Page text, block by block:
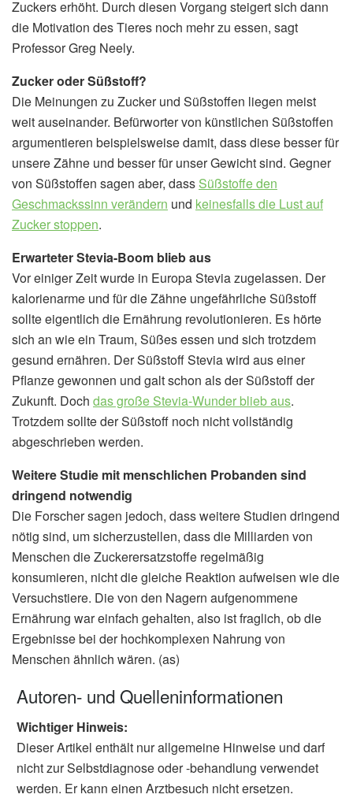
Zuckers erhöht. Durch diesen Vorgang steigert sich dann
die Motivation des Tieres noch mehr zu essen, sagt
Professor Greg Neely.
Zucker oder Süßstoff?
Die Meinungen zu Zucker und Süßstoffen liegen meist
weit auseinander. Befürworter von künstlichen Süßstoffen
argumentieren beispielsweise damit, dass diese besser für
unsere Zähne und besser für unser Gewicht sind. Gegner
von Süßstoffen sagen aber, dass Süßstoffe den
Geschmackssinn verändern und keinesfalls die Lust auf
Zucker stoppen.
Erwarteter Stevia-Boom blieb aus
Vor einiger Zeit wurde in Europa Stevia zugelassen. Der
kalorienarme und für die Zähne ungefährliche Süßstoff
sollte eigentlich die Ernährung revolutionieren. Es hörte
sich an wie ein Traum, Süßes essen und sich trotzdem
gesund ernähren. Der Süßstoff Stevia wird aus einer
Pflanze gewonnen und galt schon als der Süßstoff der
Zukunft. Doch das große Stevia-Wunder blieb aus.
Trotzdem sollte der Süßstoff noch nicht vollständig
abgeschrieben werden.
Weitere Studie mit menschlichen Probanden sind
dringend notwendig
Die Forscher sagen jedoch, dass weitere Studien dringend
nötig sind, um sicherzustellen, dass die Milliarden von
Menschen die Zuckerersatzstoffe regelmäßig
konsumieren, nicht die gleiche Reaktion aufweisen wie die
Versuchstiere. Die von den Nagern aufgenommene
Ernährung war einfach gehalten, also ist fraglich, ob die
Ergebnisse bei der hochkomplexen Nahrung von
Menschen ähnlich wären. (as)
Autoren- und Quelleninformationen
Wichtiger Hinweis:
Dieser Artikel enthält nur allgemeine Hinweise und darf
nicht zur Selbstdiagnose oder -behandlung verwendet
werden. Er kann einen Arztbesuch nicht ersetzen.